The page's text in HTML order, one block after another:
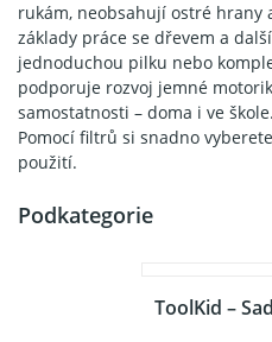
rukám, neobsahují ostré hrany
základy práce se dřevem a
jednoduchou pilku nebo
podporuje rozvoj jemné
samostatnosti – doma i ve škole.
Pomocí filtrů si snadno
použití.
Podkategorie
ToolKid –